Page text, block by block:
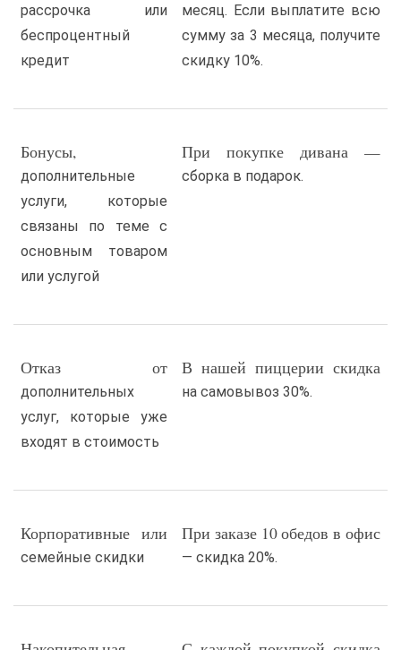
рассрочка или
беспроцентный
кредит
месяц. Если выплатите всю
сумму за 3 месяца, получите
скидку 10%.
Бонусы,
дополнительные
услуги, которые
связаны по теме с
основным товаром
или услугой
При покупке дивана —
сборка в подарок.
Отказ от
дополнительных
услуг, которые уже
входят в стоимость
В нашей пиццерии скидка
на самовывоз 30%.
Корпоративные или
семейные скидки
При заказе 10 обедов в офис
— скидка 20%.